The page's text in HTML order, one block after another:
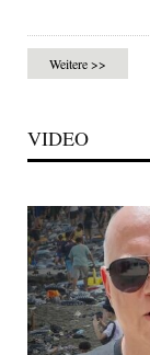
Weitere >>
VIDEO